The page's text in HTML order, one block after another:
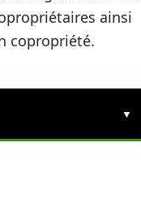
ainsi
copropriété.